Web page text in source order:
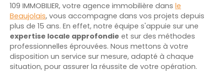
109 IMMOBILIER, votre agence immobilière dans le
Beaujolais, vous accompagne dans vos projets depuis
plus de 15 ans. En effet, notre équipe s'appuie sur une
expertise locale approfondie et sur des méthodes
professionnelles éprouvées. Nous mettons à votre
disposition un service sur mesure, adapté à chaque
situation, pour assurer la réussite de votre opération.